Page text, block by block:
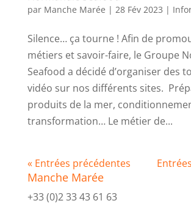
par Manche Marée | 28 Fév 2023 |
Silence… ça tourne ! Afin de
métiers et savoir-faire, le Groupe
Seafood a décidé d’organiser des
vidéo sur nos différents sites.
produits de la mer,
transformation… Le métier de...
« Entrées précédentes
Manche Marée
+33 (0)2 33 43 61 63